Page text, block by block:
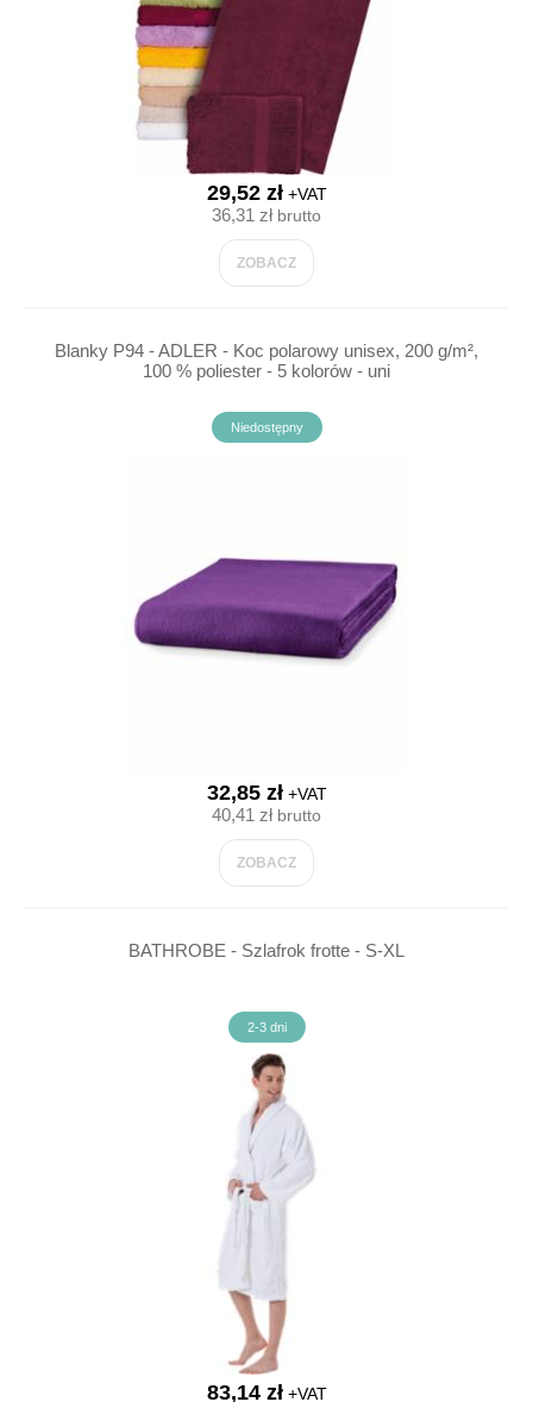
29,52 zł+VAT
36,31 złbrutto
ZOBACZ
Blanky P94 - ADLER - Koc polarowy unisex, 200 g/m²,
100 % poliester - 5 kolorów - uni
Niedostępny
32,85 zł+VAT
40,41 złbrutto
ZOBACZ
BATHROBE - Szlafrok frotte - S-XL
2-3 dni
83,14 zł+VAT